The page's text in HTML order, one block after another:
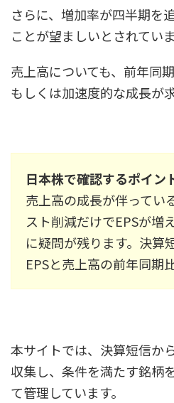
さらに、増加率が四半期を
ことが望ましいとされていま
売上高についても、前年同
もしくは加速度的な成長が
日本株で確認するポイン
売上高の成長が伴ってい
スト削減だけでEPSが増
に疑問が残ります。決算
EPSと売上高の前年同期
本サイトでは、決算短信か
収集し、条件を満たす銘柄
て管理しています。